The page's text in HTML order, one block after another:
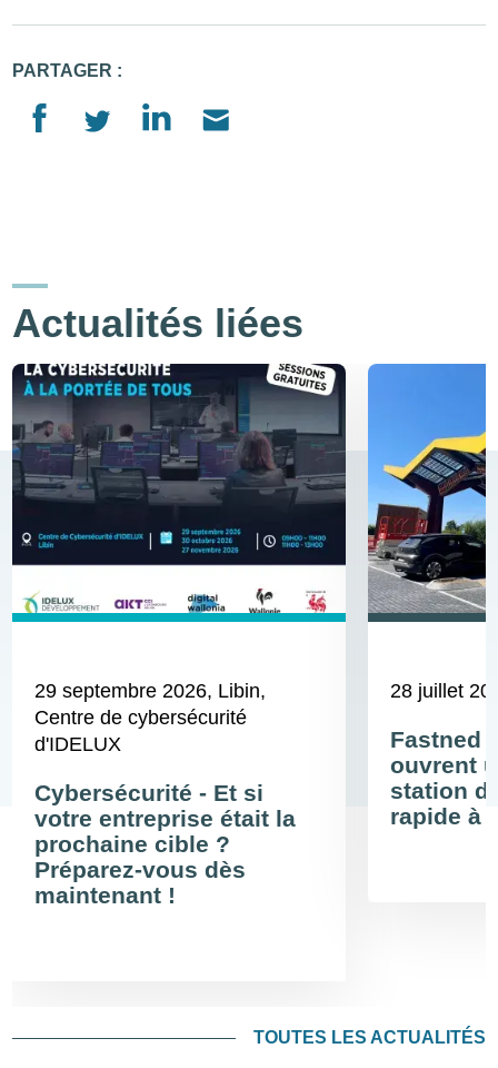
PARTAGER :
Actualités liées
29 septembre 2026, Libin,
Centre de cybersécurité
d'IDELUX
Cybersécurité - Et si
votre entreprise était la
prochaine cible ?
Préparez-vous dès
maintenant !
28 juillet
Fastned
ouvrent
station
rapide à
TOUTES LES ACTUALITÉS